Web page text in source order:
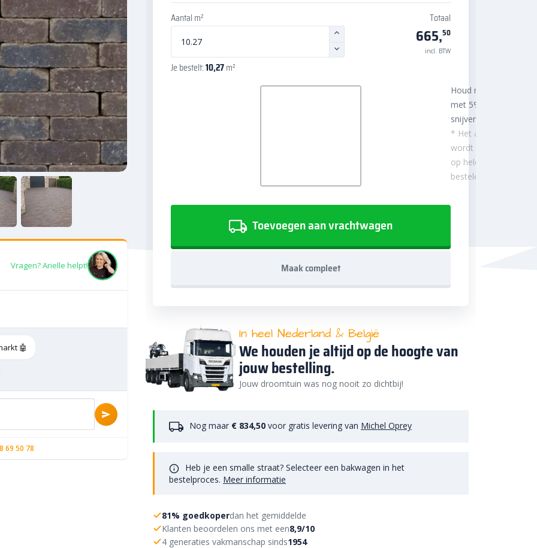
Vragen? Arielle helpt!
🤖
69 50 78
Aantal m²
Je bestelt:10,27m²
Totaal
665,50
incl. BTW
Houd rekening
met 5%
snijverlies
* Het aantal m²
wordt afgerond
op hele
besteleenheden.
Toevoegen aan vrachtwagen
Maak compleet
In heel Nederland & België
We houden je altijd op de hoogte van
jouw bestelling.
Jouw droomtuin was nog nooit zo dichtbij!
Nog maar € 834,50 voor gratis levering van Michel Oprey
Heb je een smalle straat? Selecteer een bakwagen in het
bestelproces. Meer informatie
81% goedkoperdan het gemiddelde
Klanten beoordelen ons met een8,9/10
4 generaties vakmanschap sinds1954